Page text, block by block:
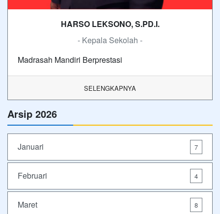
HARSO LEKSONO, S.PD.I.
- Kepala Sekolah -
Madrasah Mandiri Berprestasi
SELENGKAPNYA
Arsip 2026
Januari 7
Februari 4
Maret 8